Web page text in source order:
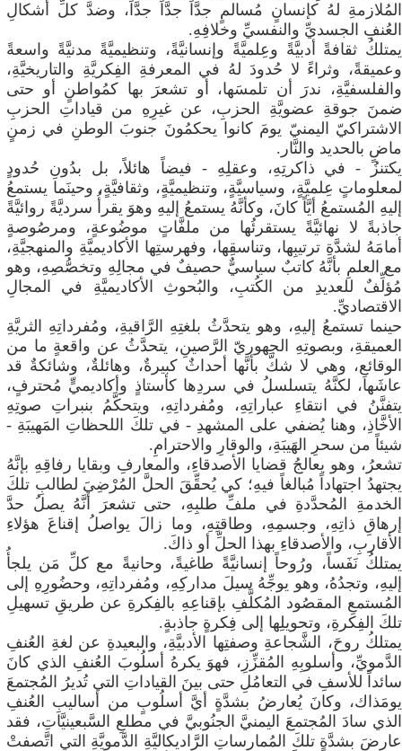
المُلازمةِ لهُ كإنسانٍ مُسالمٍ جدَّاً جدَّاً جدَّاً، وضدَّ كلِّ أشكالِ
العُنفِ الجسديِّ والنفسيِّ وخلافِهِ.
يمتلكُ ثقافةً أدبيَّةً وعِلميَّةً وإنسانيَّةً، وتنظيميَّةً مدنيَّةً واسعةً
وعميقةً، وثراءً لا حُدودَ لهُ في المعرفةِ الفِكريَّةِ والتاريخيَّةِ،
والفلسفيَّةِ، ندرَ أن تلمسَها، أو تشعرَ بها كمُواطنٍ أو حتى
ضمنَ جوقةِ عضويَّةِ الحزبِ، عن غيرِهِ من قياداتِ الحزبِ
الاشتراكيّ اليمنيّ يومَ كانوا يحكمُونَ جنوبَ الوطنِ في زمنٍ
ماضٍ بالحديد والنَّار.
يكتنزُ - في ذاكرتِهِ، وعقلِهِ - فيضاً هائلاً، بل بدُونِ حُدودٍ
لمعلوماتٍ عِلميَّةٍ، وسياسيَّةٍ، وتنظيميَّةٍ، وثقافيَّةٍ، وحينَما يستمعُ
إليهِ المُستمعُ أيَّاً كانَ، وكأنَّهُ يستمعُ إليهِ وهوَ يقرأُ سرديَّةً روائيَّةً
جاذبةً لا نهائيَّةً يستقرئُها من ملفَّاتٍ موضُوعةٍ، ومرصُوصةٍ
أمامَهُ لشدَّةِ ترتيبِها، وتناسقِها، وفهرستِها الأكاديميَّةِ والمنهجيَّةِ،
مع العلمِ بأنَّهُ كاتبٌ سياسيٌّ حصيفٌ في مجالِهِ وتخصُّصِهِ، وهو
مُؤلِّفٌ للعديدِ من الكُتبِ، والبُحوثِ الأكاديميَّةِ في المجالِ
الاقتصاديِّ.
حينما تستمعُ إليهِ، وهو يتحدَّثُ بلغتِهِ الرَّاقيةِ، ومُفرداتِهِ الثريَّةِ
العميقةِ، وبصوتِهِ الجهوريّ الرَّصينِ، يتحدَّثُ عن واقعةٍ ما من
الوقائعِ، وهي لا شكَّ بأنَّها أحداثٌ كبيرةٌ، وهائلةٌ، وشائكةٌ قد
عاشَها، لكنَّهُ يتسلسلُ في سردِها كأستاذٍ وأكاديميٍّ مُحترفٍ،
يتفنَّنُ في انتقاءِ عباراتِهِ، ومُفرداتِهِ، ويتحكَّمُ بنبراتِ صوتِهِ
الأخَّاذِ، وهنا يُضفي على المشهدِ - في تلكَ اللحظاتِ المَهيبَةِ -
شيئاً من سحرِ الهَيبَةِ، والوقارِ والاحترامِ.
تشعرُ، وهو يعالجُ قضايا الأصدقاءِ، والمعارفِ وبقايا رفاقِهِ بإنَّهُ
يجتهدُ اجتهاداً مُبالغاً فيهِ؛ كي يُحقِّقَ الحلَّ المُرْضِيَ لطالبِ تلكَ
الخدمةِ المُحدَّدةِ في ملفِّ طلبِهِ، حتى تشعرَ أنَّهُ يصلُ حدَّ
إرهاقِ ذاتِهِ، وجسمِهِ، وطاقتِهِ، وما زالَ يواصلُ إقناعَ هؤلاءِ
الأقاربِ، والأصدقاءِ بهذا الحلِّ أو ذاكَ.
يمتلكُ نَفَساً، ورُوحاً إنسانيَّةً طاغيةً، وحانيةً مع كلِّ مَن يلجأُ
إليهِ، وتجدُهُ، وهو يوجِّهُ سيلَ مداركِهِ، ومُفرداتِهِ، وحضُورِهِ إلى
المُستمعِ المقصُود المُكلَّفِ بإقناعِهِ بالفِكرةِ عن طريقِ تسهيلِ
تلكَ الفِكرةِ، وتحويلِها إلى فِكرةٍ جاذبةٍ.
يمتلكُ روحَ، الشَّجاعةِ وصفتِها الأدبيَّةِ، والبعيدةِ عن لغةِ العُنفِ
الدَّمويِّ، وأسلوبِهِ المُقزِّزِ، فهوَ يكرهُ أسلُوبَ العُنفِ الذي كانَ
سائداً للأسفِ في التعامُلِ حتى بينَ القياداتِ التي تُديرُ المُجتمعَ
يومَذاك، وكانَ يُعارضُ بشدَّةٍ أيَّ أسلُوبٍ من أساليبِ العُنفِ
الذي سادَ المُجتمعَ اليمنيَّ الجنُوبيَّ في مطلعِ السَّبعينيَّاتِ، فقد
عارضَ بشدَّةٍ تلكَ المُمارساتِ الرَّاديكاليَّةِ الدَّمويَّةِ التي اتَّصفتْ